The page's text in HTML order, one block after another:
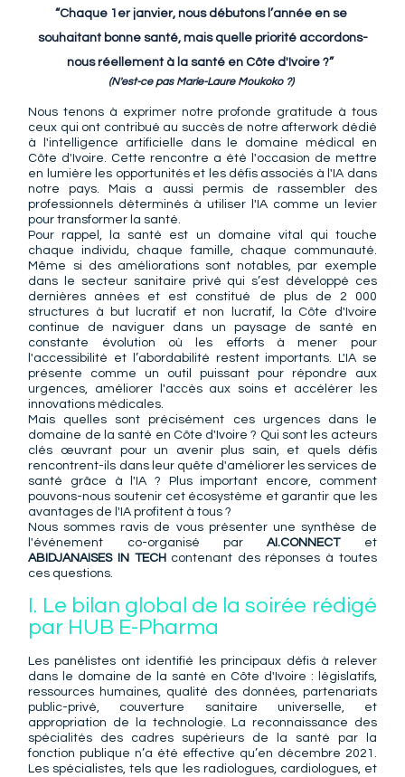
“Chaque 1er janvier, nous débutons l’année en se
souhaitant bonne santé, mais quelle priorité accordons-
nous réellement à la santé en Côte d'Ivoire ?”
(N'est-ce pas Marie-Laure Moukoko ?)
Nous tenons à exprimer notre profonde gratitude à tous
ceux qui ont contribué au succès de notre afterwork dédié
à l'intelligence artificielle dans le domaine médical en
Côte d'Ivoire. Cette rencontre a été l'occasion de mettre
en lumière les opportunités et les défis associés à l'IA dans
notre pays. Mais a aussi permis de rassembler des
professionnels déterminés à utiliser l'IA comme un levier
pour transformer la santé.
Pour rappel, la santé est un domaine vital qui touche
chaque individu, chaque famille, chaque communauté.
Même si des améliorations sont notables, par exemple
dans le secteur sanitaire privé qui s’est développé ces
dernières années et est constitué de plus de 2 000
structures à but lucratif et non lucratif, la Côte d'Ivoire
continue de naviguer dans un paysage de santé en
constante évolution où les efforts à mener pour
l'accessibilité et l’abordabilité restent importants. L'IA se
présente comme un outil puissant pour répondre aux
urgences, améliorer l'accès aux soins et accélérer les
innovations médicales.
Mais quelles sont précisément ces urgences dans le
domaine de la santé en Côte d'Ivoire ? Qui sont les acteurs
clés œuvrant pour un avenir plus sain, et quels défis
rencontrent-ils dans leur quête d'améliorer les services de
santé grâce à l'IA ? Plus important encore, comment
pouvons-nous soutenir cet écosystème et garantir que les
avantages de l'IA profitent à tous ?
Nous sommes ravis de vous présenter une synthèse de
l'événement co-organisé par AI.CONNECT
et
ABIDJANAISES IN TECH contenant des réponses à toutes
ces questions.
I. Le bilan global de la soirée rédigé
par HUB E-Pharma
Les panélistes ont identifié les principaux défis à relever
dans le domaine de la santé en Côte d'Ivoire : législatifs,
ressources humaines, qualité des données, partenariats
public-privé, couverture sanitaire universelle, et
appropriation de la technologie. La reconnaissance des
spécialités des cadres supérieurs de la santé par la
fonction publique n’a été effective qu’en décembre 2021.
Les spécialistes, tels que les radiologues, cardiologues, et